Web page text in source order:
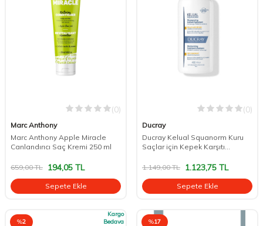
(0)
Marc Anthony
Marc Anthony Apple Miracle
Canlandırıcı Saç Kremi 250 ml
659,00TL 194,05 TL
Sepete Ekle
(0)
Ducray
Ducray Kelual Squanorm Kuru
Saçlar için Kepek Karşıtı
1.149,00TL 1.123,75 TL
Sepete Ekle
%2
Kargo
Bedava
%17